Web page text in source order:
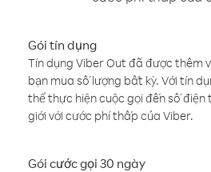
Gói tín dụng
Tín dụng Viber Out đã được thêm
bạn mua số lượng bất kỳ. Với tín
thể thực hiện cuộc gọi đến số
giới với cước phí thấp của Viber.
Gói cước gọi 30 ngày